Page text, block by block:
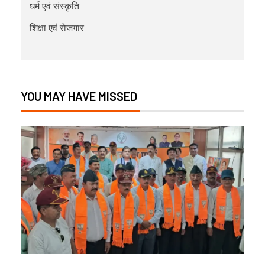
धर्म एवं संस्कृति
शिक्षा एवं रोजगार
YOU MAY HAVE MISSED